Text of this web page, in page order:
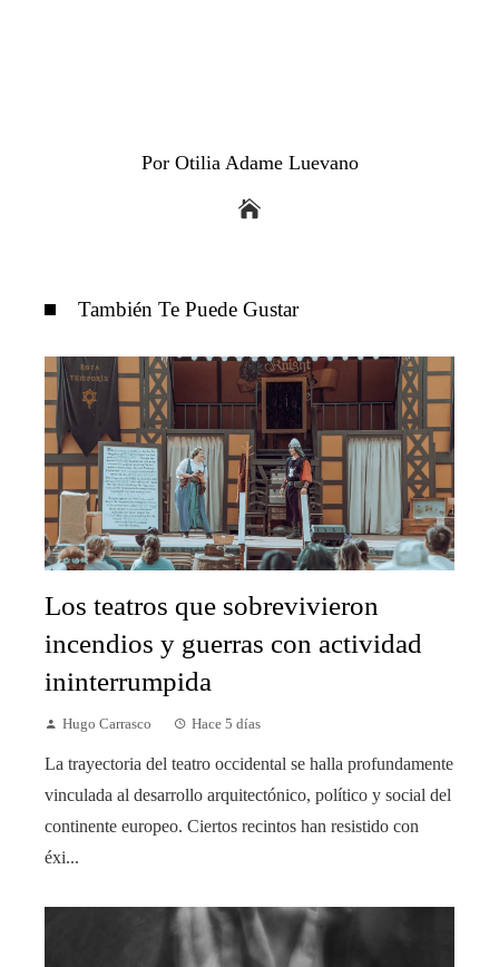
Por Otilia Adame Luevano
También Te Puede Gustar
Los teatros que sobrevivieron
incendios y guerras con actividad
ininterrumpida
Hugo Carrasco Hace 5 días
La trayectoria del teatro occidental se halla profundamente
vinculada al desarrollo arquitectónico, político y social del
continente europeo. Ciertos recintos han resistido con
éxi...